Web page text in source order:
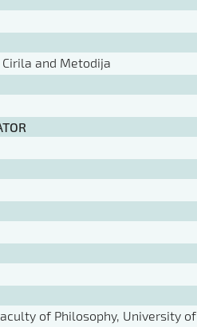
and Metodija
of Philosophy, University of